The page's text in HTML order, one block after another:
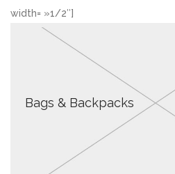
width= »1/2″]
Bags & Backpacks